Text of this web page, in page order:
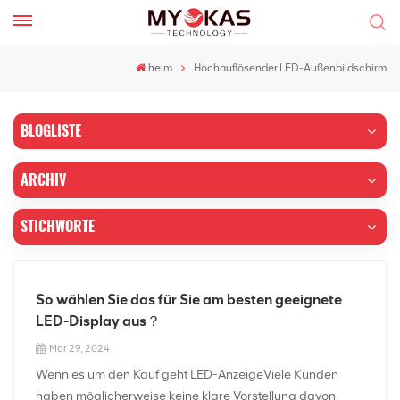
heim Hochauflösender LED-Außenbildschirm
BLOGLISTE
ARCHIV
STICHWORTE
So wählen Sie das für Sie am besten geeignete
LED-Display aus？
Mar 29, 2024
Wenn es um den Kauf geht LED-AnzeigeViele Kunden
haben möglicherweise keine klare Vorstellung davon,